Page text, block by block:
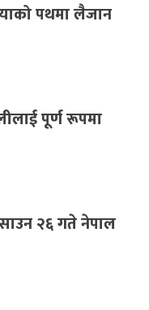
पथमा लैजान
पूर्ण रूपमा
२६ गते नेपाल